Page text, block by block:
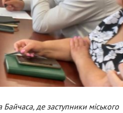
де заступники міського